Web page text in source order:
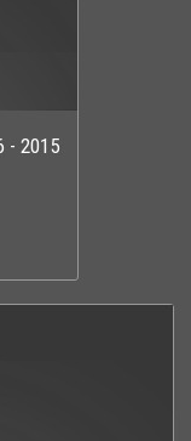
- 2015